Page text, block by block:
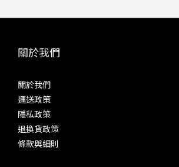
關於我們
關於我們
運送政策
隱私政策
退換貨政策
條款與細則